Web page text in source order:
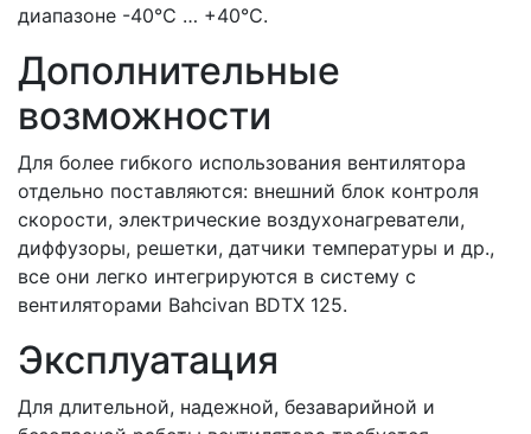
диапазоне -40℃ … +40℃.
Дополнительные
возможности
Для более гибкого использования вентилятора
отдельно поставляются: внешний блок контроля
скорости, электрические воздухонагреватели,
диффузоры, решетки, датчики температуры и др.,
все они легко интегрируются в систему с
вентиляторами Bahcivan BDTX 125.
Эксплуатация
Для длительной, надежной, безаварийной и